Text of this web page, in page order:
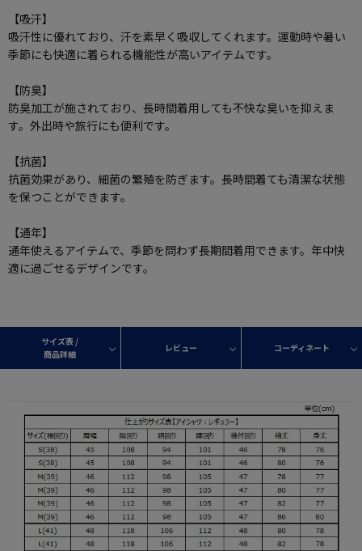
【吸汗】
吸汗性に優れており、汗を素早く吸収してくれます。運動時や暑い
季節にも快適に着られる機能性が高いアイテムです。
【防臭】
防臭加工が施されており、長時間着用しても不快な臭いを抑えま
す。外出時や旅行にも便利です。
【抗菌】
抗菌効果があり、細菌の繁殖を防ぎます。長時間着ても清潔な状態
を保つことができます。
【通年】
通年使えるアイテムで、季節を問わず長期間着用できます。年中快
適に過ごせるデザインです。
サイズ表 /
商品詳細
レビュー コーディネート